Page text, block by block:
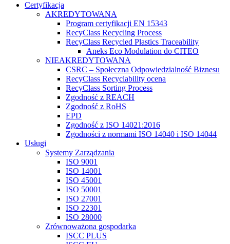
Certyfikacja
AKREDYTOWANA
Program certyfikacji EN 15343
RecyClass Recycling Process
RecyClass Recycled Plastics Traceability
Aneks Eco Modulation do CITEO
NIEAKREDYTOWANA
CSRC – Społeczna Odpowiedzialność Biznesu
RecyClass Recyclability ocena
RecyClass Sorting Process
Zgodność z REACH
Zgodność z RoHS
EPD
Zgodność z ISO 14021:2016
Zgodności z normami ISO 14040 i ISO 14044
Usługi
Systemy Zarządzania
ISO 9001
ISO 14001
ISO 45001
ISO 50001
ISO 27001
ISO 22301
ISO 28000
Zrównoważona gospodarka
ISCC PLUS